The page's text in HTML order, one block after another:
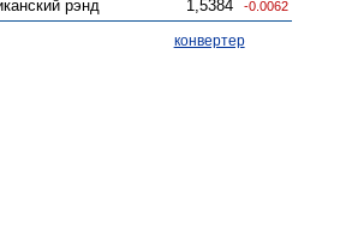
рэнд 1,5384 -0.0062
конвертер